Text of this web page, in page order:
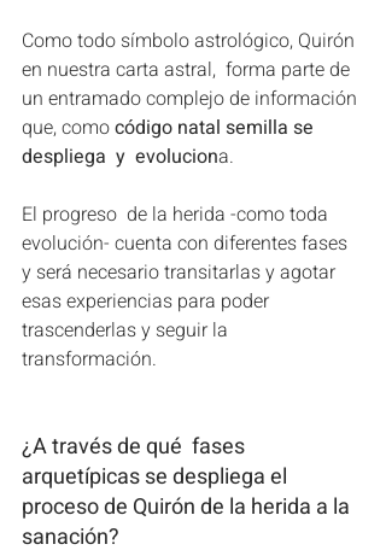
Como todo símbolo astrológico, Quirón
en nuestra carta astral,  forma parte de
un entramado complejo de información
que, como código natal semilla se
despliega  y  evoluciona.
El progreso  de la herida -como toda
evolución- cuenta con diferentes fases
y será necesario transitarlas y agotar
esas experiencias para poder
trascenderlas y seguir la
transformación.
¿A través de qué  fases
arquetípicas se despliega el
proceso de Quirón de la herida a la
sanación?